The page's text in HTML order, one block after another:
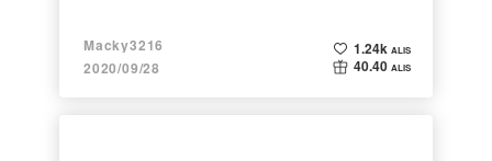
Macky3216
2020/09/28
1.24k ALIS
40.40 ALIS